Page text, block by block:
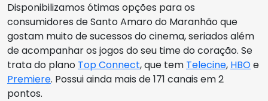
Disponibilizamos ótimas opções para os
consumidores de Santo Amaro do Maranhão que
gostam muito de sucessos do cinema, seriados além
de acompanhar os jogos do seu time do coração. Se
trata do plano Top Connect, que tem Telecine, HBOe
Premiere. Possui ainda mais de 171 canais em 2
pontos.